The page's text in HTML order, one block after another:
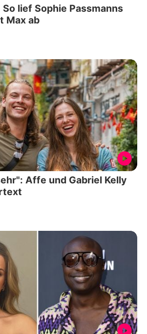
lief Sophie Passmanns
Max ab
Affe und Gabriel Kelly